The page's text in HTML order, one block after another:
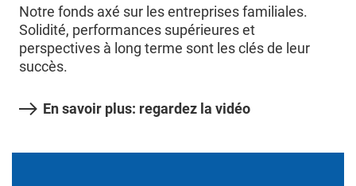
Notre fonds axé sur les entreprises familiales.
Solidité, performances supérieures et
perspectives à long terme sont les clés de leur
succès.
En savoir plus: regardez la vidéo